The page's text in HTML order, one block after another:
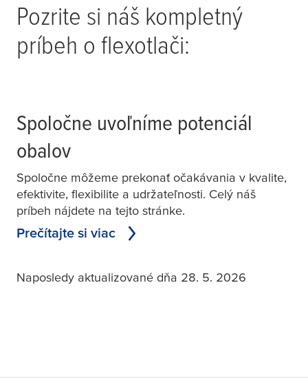
Pozrite si náš kompletný
príbeh o flexotlači:
Spoločne uvoľníme potenciál
obalov
Spoločne môžeme prekonať očakávania v kvalite,
efektivite, flexibilite a udržateľnosti. Celý náš
príbeh nájdete na tejto stránke.
Prečítajte si viac
Naposledy aktualizované dňa 28. 5. 2026